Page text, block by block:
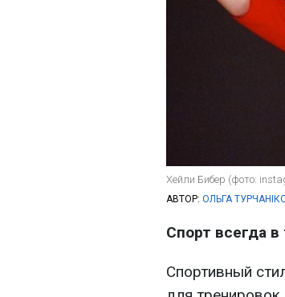
Хейли Бибер (фото:
АВТОР: ОЛЬГА
Спорт всегда в
Спортивный